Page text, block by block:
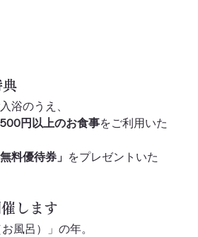
典
浴のうえ、
500円以上のお食事をご利用いた
料優待券」 をプレゼントいた
します
風呂）」の年。